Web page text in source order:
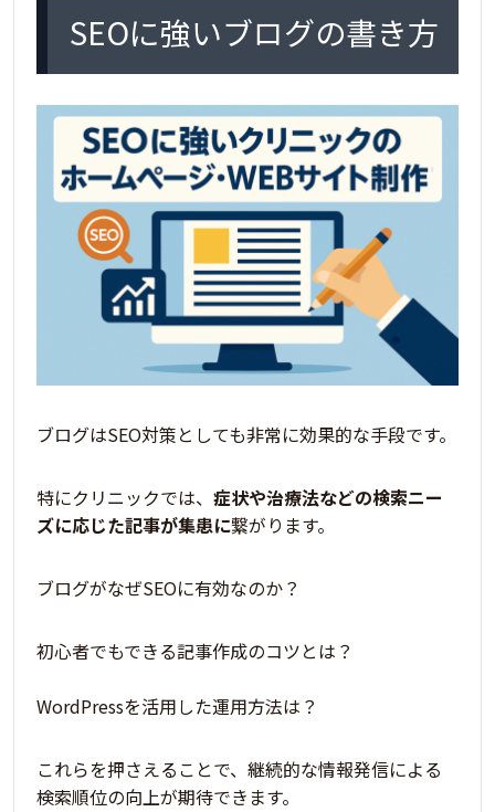
SEOに強いブログの書き方
ブログはSEO対策としても非常に効果的な手段です。
特にクリニックでは、 症状や治療法などの検索ニー
ズに応じた記事が集患に繋がります。
ブログがなぜSEOに有効なのか？
初心者でもできる記事作成のコツとは？
WordPressを活用した運用方法は？
これらを押さえることで、 継続的な情報発信による
検索順位の向上が期待できます。